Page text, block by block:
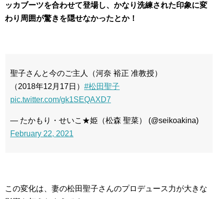
ッカブーツを合わせて登場し、かなり洗練された印象に変
わり周囲が驚きを隠せなかったとか！
聖子さんと今のご主人（河奈 裕正 准教授）
（2018年12月17日） #松田聖子
pic.twitter.com/gk1SEQAXD7
— たかもり・せいこ★姫（松森 聖菜） (@seikoakina)
February 22, 2021
この変化は、妻の松田聖子さんのプロデュース力が大きな